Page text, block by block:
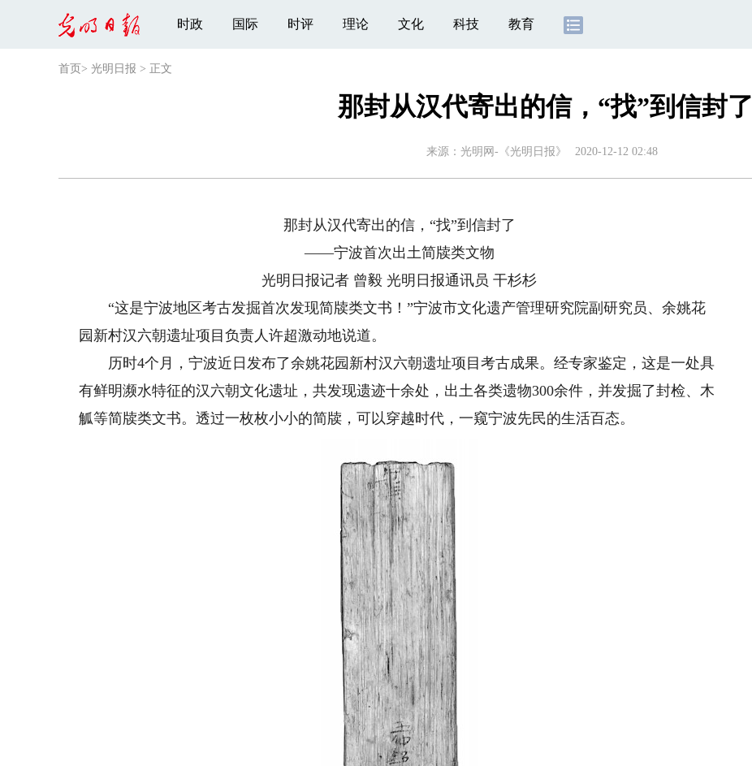
时政 国际 时评 理论 文化 科技 教育
首页 > 光明日报 > 正文
那封从汉代寄出的信，“找”到信封了
来源： 光明网-《光明日报》 2020-12-12 02:48
那封从汉代寄出的信，“找”到信封了
——宁波首次出土简牍类文物
光明日报记者 曾毅 光明日报通讯员 干杉杉
“这是宁波地区考古发掘首次发现简牍类文书！”宁波市文化遗产管理研究院副研究员、余姚花
园新村汉六朝遗址项目负责人许超激动地说道。
历时4个月，宁波近日发布了余姚花园新村汉六朝遗址项目考古成果。经专家鉴定，这是一处具
有鲜明濒水特征的汉六朝文化遗址，共发现遗迹十余处，出土各类遗物300余件，并发掘了封检、木
觚等简牍类文书。透过一枚枚小小的简牍，可以穿越时代，一窥宁波先民的生活百态。